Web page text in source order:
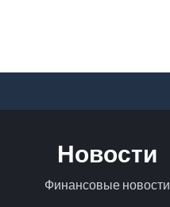
Новости
Финансовые новости